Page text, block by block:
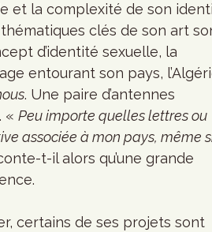
et la complexité de son
clés de son art
d’identité sexuelle, la
entourant son pays,
. Une paire d’antennes
« Peu importe quelles lettres ou
associée à mon pays, même
t-il alors qu’une grande
certains de ses projets sont